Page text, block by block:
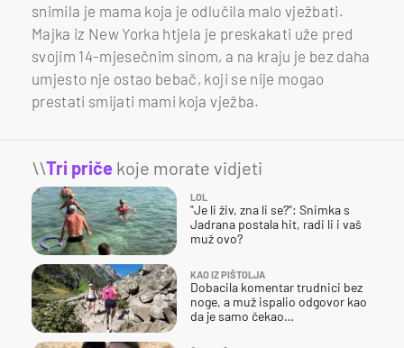
snimila je mama koja je odlučila malo vježbati.
Majka iz New Yorka htjela je preskakati uže pred
svojim 14-mjesečnim sinom, a na kraju je bez daha
umjesto nje ostao bebač, koji se nije mogao
prestati smijati mami koja vježba.
\\Tri priče koje morate vidjeti
LOL
"Je li živ, zna li se?": Snimka s
Jadrana postala hit, radi li i vaš
muž ovo?
KAO IZ PIŠTOLJA
Dobacila komentar trudnici bez
noge, a muž ispalio odgovor kao
da je samo čekao…